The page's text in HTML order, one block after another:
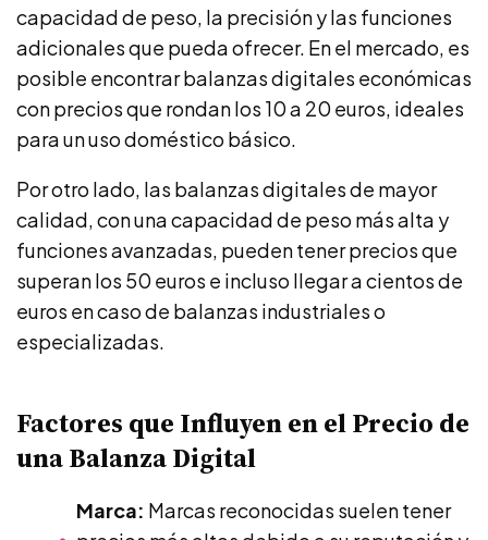
capacidad de peso, la precisión y las funciones
adicionales que pueda ofrecer. En el mercado, es
posible encontrar balanzas digitales económicas
con precios que rondan los 10 a 20 euros, ideales
para un uso doméstico básico.
Por otro lado, las balanzas digitales de mayor
calidad, con una capacidad de peso más alta y
funciones avanzadas, pueden tener precios que
superan los 50 euros e incluso llegar a cientos de
euros en caso de balanzas industriales o
especializadas.
Factores que Influyen en el Precio de
una Balanza Digital
Marca: Marcas reconocidas suelen tener